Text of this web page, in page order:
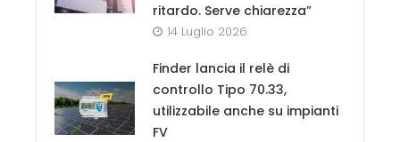
ritardo. Serve chiarezza”
14 Luglio 2026
Finder lancia il relè di
controllo Tipo 70.33,
utilizzabile anche su impianti
FV